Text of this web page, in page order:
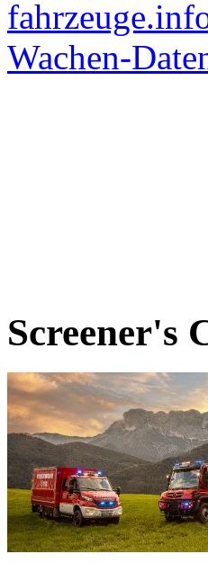
Screener's